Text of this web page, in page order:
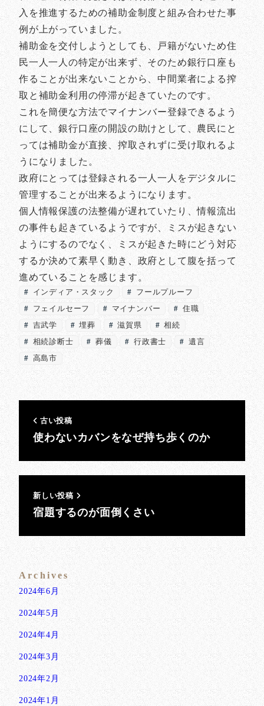
入を推進するための補助金制度と組み合わせた事
例が上がっていました。
補助金を交付しようとしても、戸籍がないため住
民一人一人の特定が出来ず、そのため銀行口座も
作ることが出来ないことから、中間業者による搾
取と補助金利用の停滞が起きていたのです。
これを簡便な方法でマイナンバー登録できるよう
にして、銀行口座の開設の助けとして、農民にと
っては補助金が直接、搾取されずに受け取れるよ
うになりました。
政府にとっては登録される一人一人をデジタルに
管理することが出来るようになります。
個人情報保護の法整備が遅れていたり、情報流出
の事件も起きているようですが、ミスが起きない
ようにするのでなく、ミスが起きた時にどう対応
するか決めて素早く動き、政府として腹を括って
進めていることを感じます。
インディア・スタック
フールプルーフ
フェイルセーフ
マイナンバー
住職
吉武学
埋葬 滋賀県
相続
相続診断士
葬儀 行政書士
遺言
高島市
古い投稿
使わないカバンをなぜ持ち歩くのか
新しい投稿
宿題するのが面倒くさい
Archives
2024年6月
2024年5月
2024年4月
2024年3月
2024年2月
2024年1月